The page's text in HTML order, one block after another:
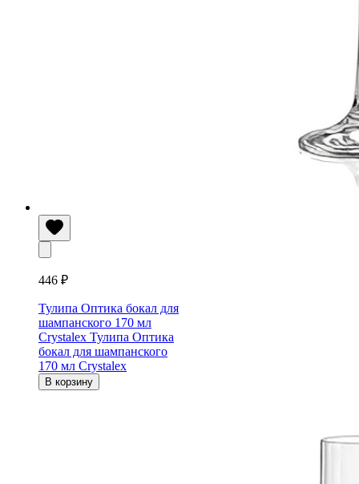
446 ₽
Тулипа Оптика бокал для
шампанского 170 мл
Crystalex Тулипа Оптика
бокал для шампанского
170 мл Crystalex
В корзину